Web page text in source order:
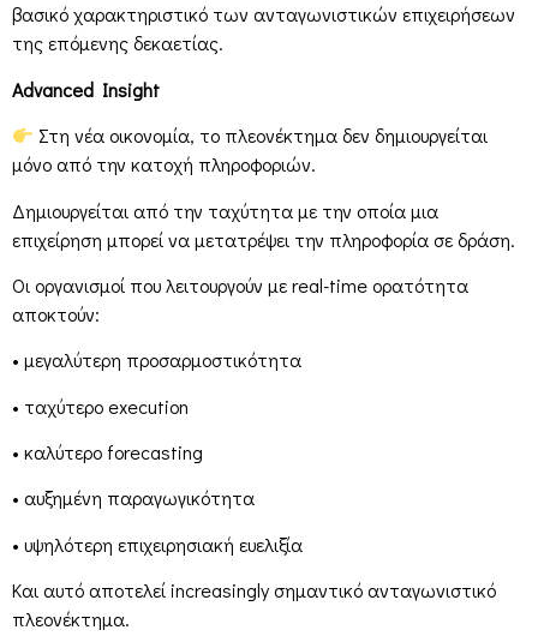
βασικό χαρακτηριστικό των ανταγωνιστικών επιχειρήσεων
της επόμενης δεκαετίας.
Advanced Insight
Στη νέα οικονομία, το πλεονέκτημα δεν δημιουργείται
μόνο από την κατοχή πληροφοριών.
Δημιουργείται από την ταχύτητα με την οποία μια
επιχείρηση μπορεί να μετατρέψει την πληροφορία σε δράση.
Οι οργανισμοί που λειτουργούν με real-time ορατότητα
αποκτούν:
• μεγαλύτερη προσαρμοστικότητα
• ταχύτερο execution
• καλύτερο forecasting
• αυξημένη παραγωγικότητα
• υψηλότερη επιχειρησιακή ευελιξία
Και αυτό αποτελεί increasingly σημαντικό ανταγωνιστικό
πλεονέκτημα.